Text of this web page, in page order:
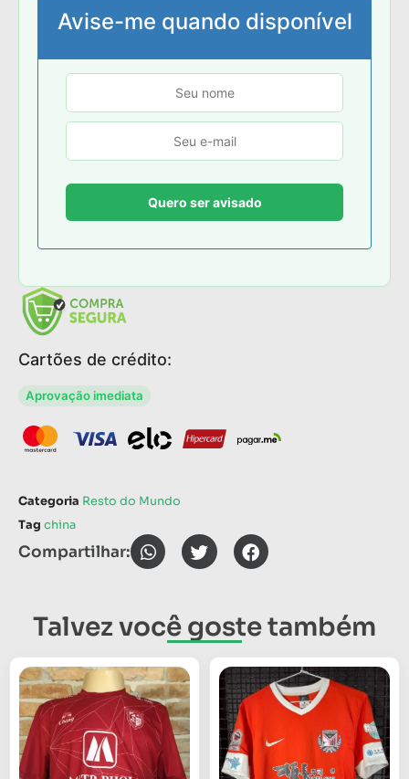
Avise-me quando disponível
Cartões de crédito:
Aprovação imediata
Categoria Resto do Mundo
Tag china
Compartilhar:
Talvez você goste também